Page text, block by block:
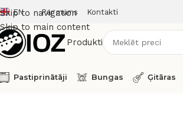
Skip to navigation
Skip to main content
EN Par mums Kontakti
Produkti
Pastiprinātāji Bungas Ģitāras